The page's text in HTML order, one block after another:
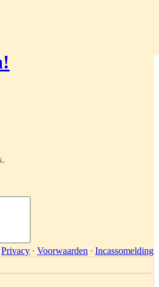
Privacy ∙ Voorwaarden ∙ Incassomelding